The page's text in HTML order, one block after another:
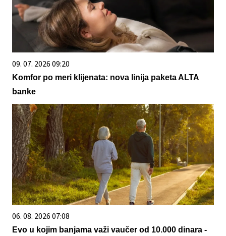
09. 07. 2026 09:20
Komfor po meri klijenata: nova linija paketa ALTA
banke
06. 08. 2026 07:08
Evo u kojim banjama važi vaučer od 10.000 dinara -